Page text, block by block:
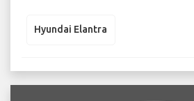
Hyundai Elantra